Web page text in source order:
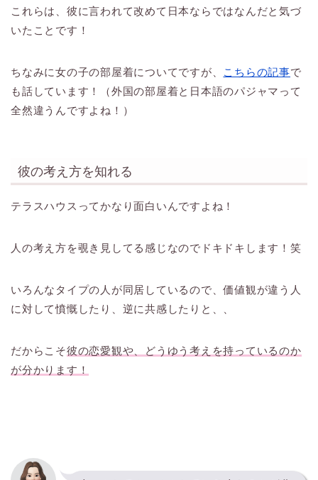
これらは、彼に言われて改めて日本ならではなんだと気づ
いたことです！
ちなみに女の子の部屋着についてですが、 こちらの記事で
も話しています！（外国の部屋着と日本語のパジャマって
全然違うんですよね！）
彼の考え方を知れる
テラスハウスってかなり面白いんですよね！
人の考え方を覗き見してる感じなのでドキドキします！笑
いろんなタイプの人が同居しているので、価値観が違う人
に対して憤慨したり、逆に共感したりと、、
だからこそ彼の恋愛観や、どうゆう考えを持っているのか
が分かります！